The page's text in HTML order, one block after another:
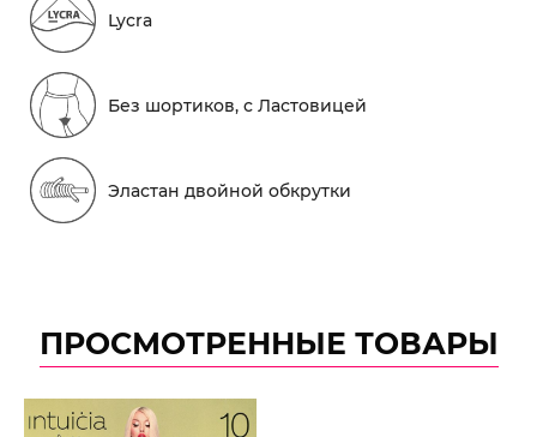
Lycra
Без шортиков, с Ластовицей
Эластан двойной обкрутки
ПРОСМОТРЕННЫЕ ТОВАРЫ